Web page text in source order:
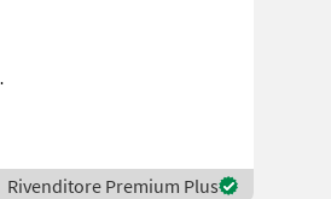
Rivenditore Premium Plus